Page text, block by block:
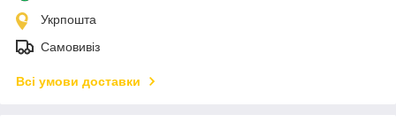
Укрпошта
Самовивіз
Всі умови доставки